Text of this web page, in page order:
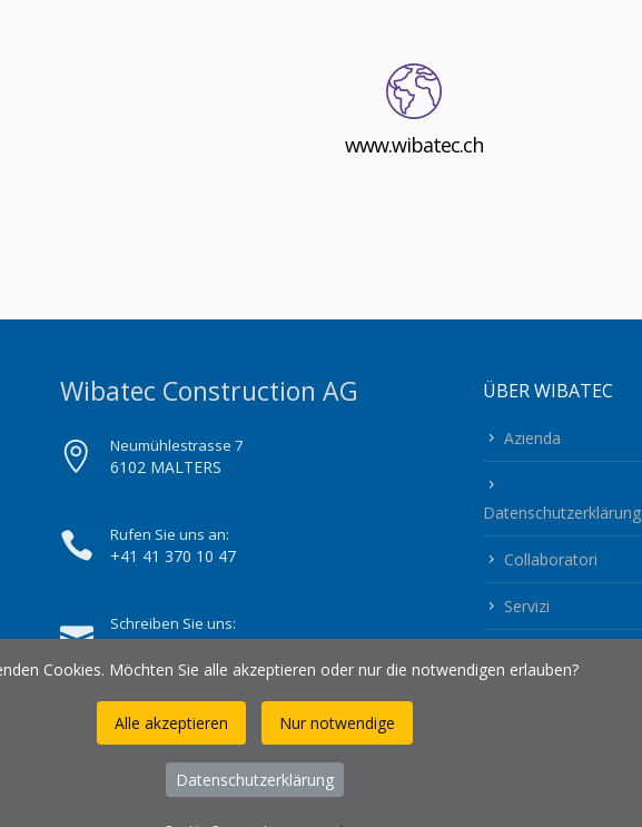
www.wibatec.ch
Wibatec Construction AG
Neumühlestrasse 7
6102 MALTERS
Rufen Sie uns an:
+41 41 370 10 47
Schreiben Sie uns:
info@wibatec-construction.ch
ÜBER WIBATEC
Azienda
Datenschutzerklärung
Collaboratori
Servizi
Cookies. Möchten Sie alle akzeptieren oder nur die notwendigen erlauben?
Alle akzeptieren Nur notwendige
Datenschutzerklärung